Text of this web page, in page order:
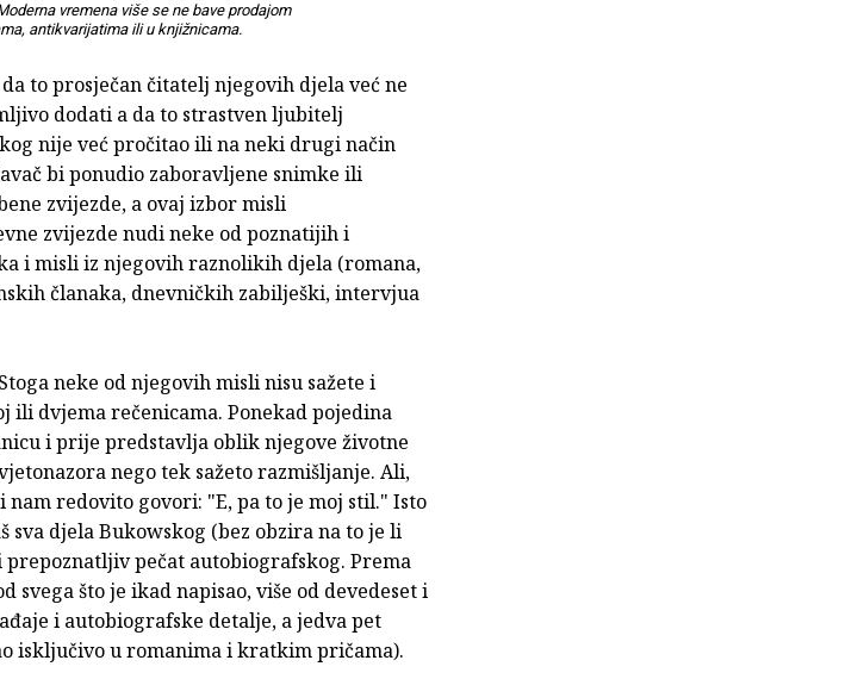
vremena više se ne bave prodajom
antikvarijatima ili u knjižnicama.
to prosječan čitatelj njegovih djela već ne
dodati a da to strastven ljubitelj
nije već pročitao ili na neki drugi način
bi ponudio zaboravljene snimke ili
zvijezde, a ovaj izbor misli
zvijezde nudi neke od poznatijih i
i misli iz njegovih raznolikih djela (romana,
članaka, dnevničkih zabilješki, intervjua
neke od njegovih misli nisu sažete i
ili dvjema rečenicama. Ponekad pojedina
i prije predstavlja oblik njegove životne
nego tek sažeto razmišljanje. Ali,
redovito govori: "E, pa to je moj stil." Isto
sva djela Bukowskog (bez obzira na to je li
pečat autobiografskog. Prema
svega što je ikad napisao, više od devedeset i
i autobiografske detalje, a jedva pet
isključivo u romanima i kratkim pričama).